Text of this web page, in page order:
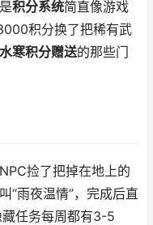
积分系统简直像游戏
积分换了把稀有武
寒积分赠送的那些门
捡了把掉在地上的
“雨夜温情”，完成后直
任务每周都有3-5